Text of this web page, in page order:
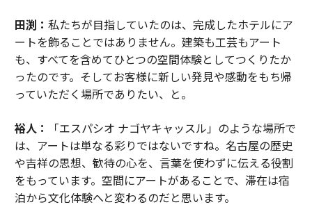
田渕： 私たちが目指していたのは、完成したホテルにア
ートを飾ることではありません。建築も工芸もアート
も、すべてを含めてひとつの空間体験としてつくりたか
ったのです。そしてお客様に新しい発見や感動をもち帰
っていただく場所でありたい、と。
裕人：
「エスパシオ ナゴヤキャッスル」のような場所で
は、アートは単なる彩りではないですね。名古屋の歴史
や吉祥の思想、歓待の心を、言葉を使わずに伝える役割
をもっています。空間にアートがあることで、滞在は宿
泊から文化体験へと変わるのだと思います。